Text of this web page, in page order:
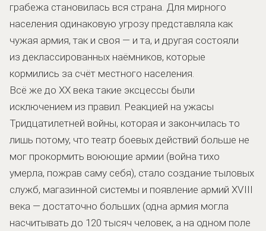
грабежа становилась вся страна. Для мирного
населения одинаковую угрозу представляла как
чужая армия, так и своя — и та, и другая состояли
из деклассированных наёмников, которые
кормились за счёт местного населения.
Всё же до XX века такие эксцессы были
исключением из правил. Реакцией на ужасы
Тридцатилетней войны, которая и закончилась то
лишь потому, что театр боевых действий больше не
мог прокормить воюющие армии (война тихо
умерла, пожрав саму себя), стало создание тыловых
служб, магазинной системы и появление армий XVIII
века — достаточно больших (одна армия могла
насчитывать до 120 тысяч человек, а на одном поле